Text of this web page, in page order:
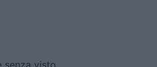
senza visto